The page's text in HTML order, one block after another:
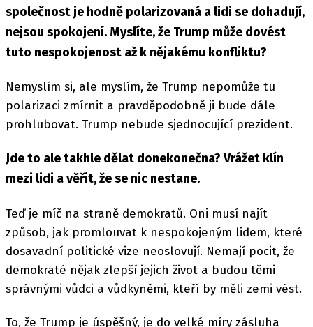
společnost je hodně polarizovaná a lidi se dohadují,
nejsou spokojení. Myslíte, že Trump může dovést
tuto nespokojenost až k nějakému konfliktu?
Nemyslím si, ale myslím, že Trump nepomůže tu
polarizaci zmírnit a pravděpodobně ji bude dále
prohlubovat. Trump nebude sjednocující prezident.
Jde to ale takhle dělat donekonečna? Vrážet klín
mezi lidi a věřit, že se nic nestane.
Teď je míč na straně demokratů. Oni musí najít
způsob, jak promlouvat k nespokojeným lidem, které
dosavadní politické vize neoslovují. Nemají pocit, že
demokraté nějak zlepší jejich život a budou těmi
správnými vůdci a vůdkyněmi, kteří by měli zemi vést.
To, že Trump je úspěšný, je do velké míry zásluha